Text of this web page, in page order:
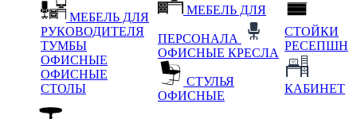
МЕБЕЛЬ ДЛЯ
РУКОВОДИТЕЛЯ
ТУМБЫ
ОФИСНЫЕ
ОФИСНЫЕ
СТОЛЫ
МЕБЕЛЬ ДЛЯ
ПЕРСОНАЛА
ОФИСНЫЕ КРЕСЛА
СТУЛЬЯ
ОФИСНЫЕ
СТОЙКИ
РЕСЕПШН
КАБИНЕТ